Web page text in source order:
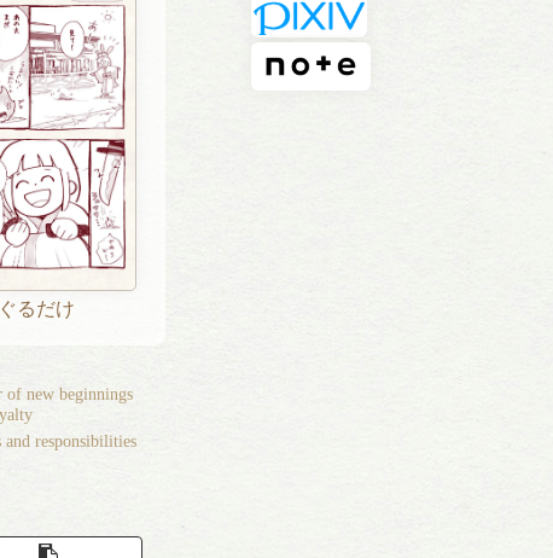
るだけ
new beginnings
responsibilities